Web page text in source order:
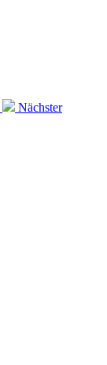
Nächster